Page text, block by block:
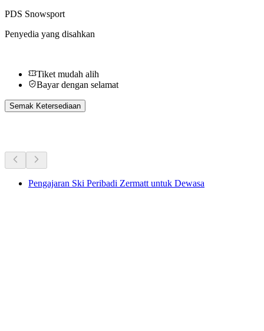
PDS Snowsport
Penyedia yang disahkan
Tiket mudah alih
Bayar dengan selamat
Semak Ketersediaan
Pengajaran Ski Peribadi Zermatt untuk Dewasa